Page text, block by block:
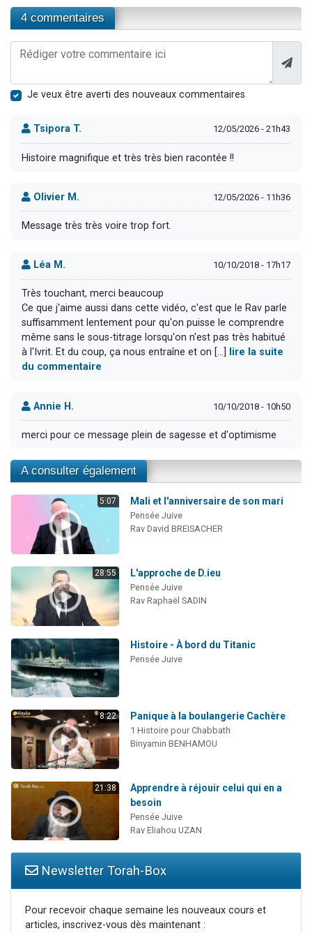
4 commentaires
Je veux être averti des nouveaux commentaires
Tsipora T. 12/05/2026 - 21h43
Histoire magnifique et très très bien racontée !!
Olivier M. 12/05/2026 - 11h36
Message très très voire trop fort.
Léa M. 10/10/2018 - 17h17
Très touchant, merci beaucoup
Ce que j'aime aussi dans cette vidéo, c'est que le Rav parle
suffisamment lentement pour qu'on puisse le comprendre
même sans le sous-titrage lorsqu'on n'est pas très habitué
à l'Ivrit. Et du coup, ça nous entraîne et on [...]
lire la suite
du commentaire
Annie H. 10/10/2018 - 10h50
merci pour ce message plein de sagesse et d'optimisme
A consulter également
5:07 Mali et l'anniversaire de son mari
Pensée Juive
Rav David BREISACHER
28:55 L'approche de D.ieu
Pensée Juive
Rav Raphaël SADIN
Histoire - À bord du Titanic
Pensée Juive
8:22 Panique à la boulangerie Cachère
1 Histoire pour Chabbath
Binyamin BENHAMOU
21:38
Apprendre à réjouir celui qui en a
besoin
Pensée Juive
Rav Eliahou UZAN
Newsletter Torah-Box
Pour recevoir chaque semaine les nouveaux cours et
articles, inscrivez-vous dès maintenant :